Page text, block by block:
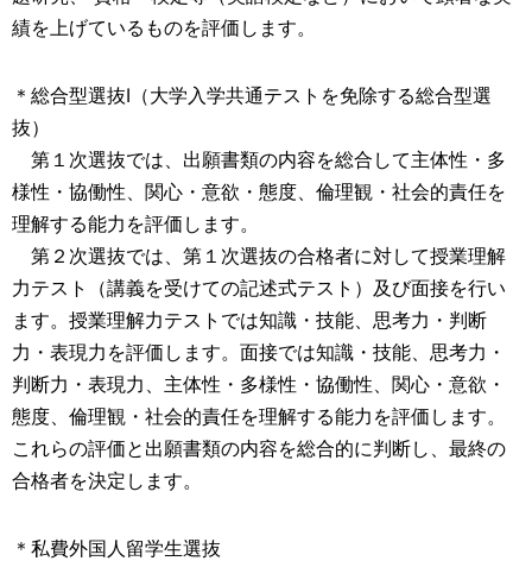
績を上げているものを評価します。
＊総合型選抜Ⅰ（大学入学共通テストを免除する総合型選
抜）
第１次選抜では、出願書類の内容を総合して主体性・多
様性・協働性、関心・意欲・態度、倫理観・社会的責任を
理解する能力を評価します。
第２次選抜では、第１次選抜の合格者に対して授業理解
力テスト（講義を受けての記述式テスト）及び面接を行い
ます。授業理解力テストでは知識・技能、思考力・判断
力・表現力を評価します。面接では知識・技能、思考力・
判断力・表現力、主体性・多様性・協働性、関心・意欲・
態度、倫理観・社会的責任を理解する能力を評価します。
これらの評価と出願書類の内容を総合的に判断し、最終の
合格者を決定します。
＊私費外国人留学生選抜